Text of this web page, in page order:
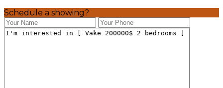
Schedule a showing?